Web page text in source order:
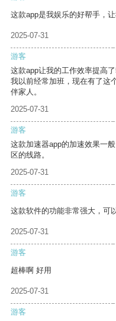
这款app是我娱乐的好帮手，
2025-07-31
游客
这款app让我的工作效率提高
我以前经常加班，现在有了这
伴家人。
2025-07-31
游客
这款加速器app的加速效果一
区的线路。
2025-07-31
游客
这款软件的功能非常强大，可
2025-07-31
游客
超棒啊 好用
2025-07-31
游客